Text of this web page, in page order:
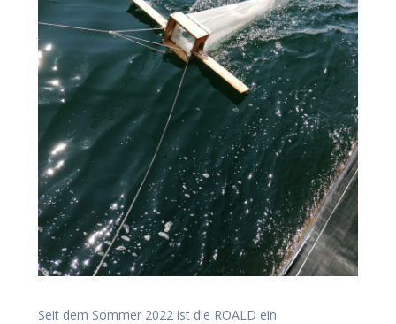
Seit dem Sommer 2022 ist die ROALD ein